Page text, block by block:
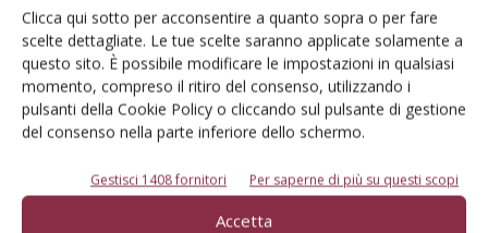
Clicca qui sotto per acconsentire a quanto sopra o per fare
scelte dettagliate. Le tue scelte saranno applicate solamente a
questo sito. È possibile modificare le impostazioni in qualsiasi
momento, compreso il ritiro del consenso, utilizzando i
pulsanti della Cookie Policy o cliccando sul pulsante di gestione
del consenso nella parte inferiore dello schermo.
Gestisci 1408 fornitori Per saperne di più su questi scopi
Accetta
Dalla stessa categoria
PROVATO DAGLI AGROMECCANICI